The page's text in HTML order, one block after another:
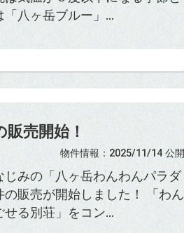
八ヶ岳ブルー」...
売開始！
物件情報 ：2025/11/14 公開
みの「八ヶ岳わんわんパラダ
販売が開始しました！ 「わん
る別荘」をコン...